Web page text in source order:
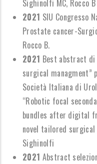
Sighinolfi MC, Rocco B
2021 SIU Congresso
Prostate cancer-
Rocco B.
2021 Best abstract
surgical managment”
Società Italiana di
“Robotic focal
bundles after digital
novel tailored
Sighinolfi
2021 Abstract